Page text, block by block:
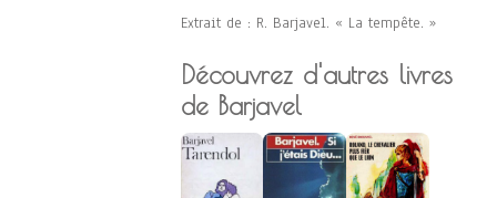
Extrait de : R. Barjavel. « La tempête. »
Découvrez d'autres livres
de Barjavel